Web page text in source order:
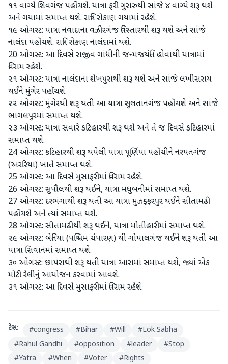
૧૧ વાગ્યે શિવગંજ પહોંચશે. યાત્રા ફરી ગુરારુથી સાંજે ૪ વાગ્યે શરૂ થશે
અને ગયામાં સમાપ્ત થશે. રાત્રિ રોકાણ ગયામાં રહેશે.
૧૯ ઓગસ્ટ: યાત્રા નવાદાના વઝીરગંજ વિસ્તારથી શરૂ થશે અને સાંજે
નાલંદા પહોંચશે. રાત્રિ રોકાણ નાલંદામાં થશે.
20 ઓગસ્ટ: આ દિવસે રાજીવ ગાંધીની જન્મજયંતિ હોવાથી યાત્રામાં
વિરામ રહેશે.
૨૧ ઓગસ્ટ: યાત્રા નાલંદાના શેખપુરાથી શરૂ થશે અને સાંજે લખીસરાય
થઈને મુંગેર પહોંચશે.
૨૨ ઓગસ્ટ: મુંગેરથી શરૂ થતી આ યાત્રા સુલતાનગંજ પહોંચશે અને સાંજે
ભાગલપુરમાં સમાપ્ત થશે.
૨૩ ઓગસ્ટ: યાત્રા સવારે કટિહારથી શરૂ થશે અને તે જ દિવસે કટિહારમાં
સમાપ્ત થશે.
24 ઓગસ્ટ: કટિહારથી શરૂ થયેલી યાત્રા પૂર્ણિયા પહોંચીને નરપતગંજ
(અરરિયા) ખાતે સમાપ્ત થશે.
25 ઓગસ્ટ: આ દિવસે મુસાફરીમાં વિરામ રહેશે.
26 ઓગસ્ટ: સુપૌલથી શરૂ થઈને, યાત્રા મધુબનીમાં સમાપ્ત થશે.
27 ઓગસ્ટ: દરભંગાથી શરૂ થતી આ યાત્રા મુઝફ્ફરપુર થઈને સીતામઢી
પહોંચશે અને ત્યાં સમાપ્ત થશે.
28 ઓગસ્ટ: સીતામઢીથી શરૂ થઈને, યાત્રા મોતીહારીમાં સમાપ્ત થશે.
૨૯ ઓગસ્ટ: બેતિયા (પશ્ચિમ ચંપારણ) થી ગોપાલગંજ થઈને શરૂ થતી આ
યાત્રા સિવાનમાં સમાપ્ત થશે.
૩૦ ઓગસ્ટ: છાપરાથી શરૂ થતી યાત્રા આરામાં સમાપ્ત થશે, જ્યાં એક
મોટી રેલીનું આયોજન કરવામાં આવશે.
૩૧ ઓગસ્ટ: આ દિવસે મુસાફરીમાં વિરામ રહેશે.
ટેગ્સ: #congress #Bihar #Will #Lok Sabha
#Rahul Gandhi #opposition #leader #Stop
#Yatra #When #Voter #Rights